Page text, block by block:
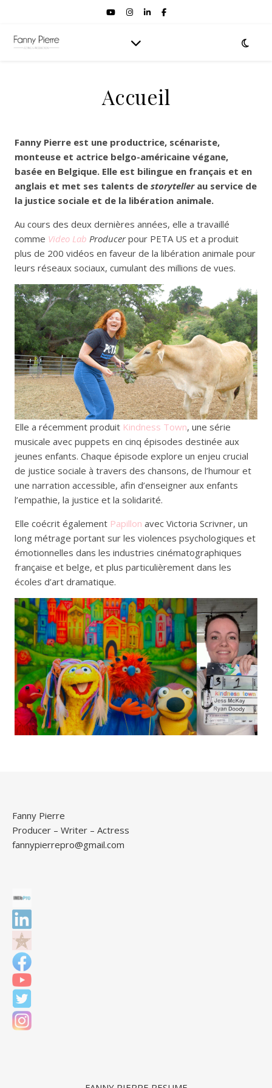
Accueil
Fanny Pierre est une productrice, scénariste,
monteuse et actrice belgo-américaine végane,
basée en Belgique. Elle est bilingue en français et en
anglais et met ses talents de storytellerau service de
la justice sociale et de la libération animale.
Au cours des deux dernières années, elle a travaillé
comme Video Lab Producerpour PETA US et a produit
plus de 200 vidéos en faveur de la libération animale pour
leurs réseaux sociaux, cumulant des millions de vues.
Elle a récemment produit Kindness Town, une série
musicale avec puppets en cinq épisodes destinée aux
jeunes enfants. Chaque épisode explore un enjeu crucial
de justice sociale à travers des chansons, de l’humour et
une narration accessible, afin d’enseigner aux enfants
l’empathie, la justice et la solidarité.
Elle coécrit également Papillon avec Victoria Scrivner, un
long métrage portant sur les violences psychologiques et
émotionnelles dans les industries cinématographiques
française et belge, et plus particulièrement dans les
écoles d’art dramatique.
Fanny Pierre
Producer – Writer – Actress
fannypierrepro@gmail.com